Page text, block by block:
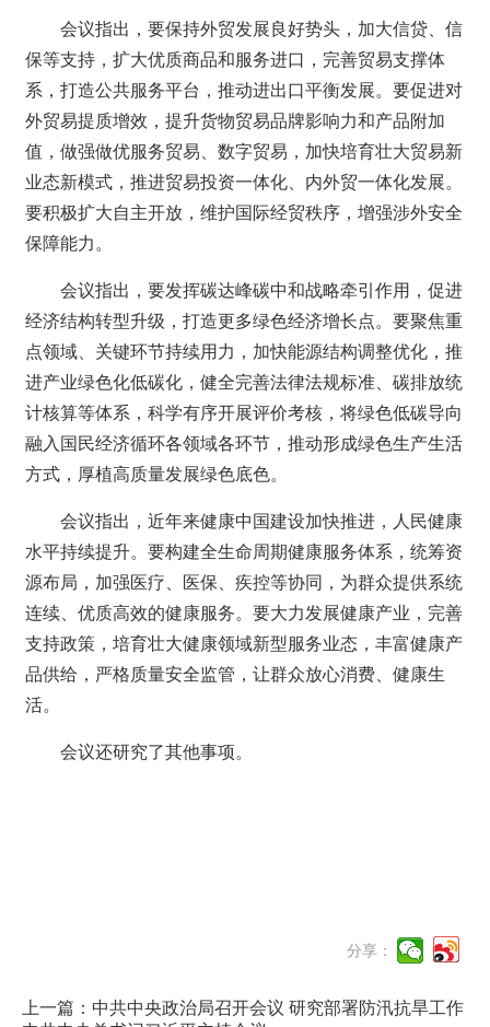
会议指出，要保持外贸发展良好势头，加大信贷、信
保等支持，扩大优质商品和服务进口，完善贸易支撑体
系，打造公共服务平台，推动进出口平衡发展。要促进对
外贸易提质增效，提升货物贸易品牌影响力和产品附加
值，做强做优服务贸易、数字贸易，加快培育壮大贸易新
业态新模式，推进贸易投资一体化、内外贸一体化发展。
要积极扩大自主开放，维护国际经贸秩序，增强涉外安全
保障能力。
会议指出，要发挥碳达峰碳中和战略牵引作用，促进
经济结构转型升级，打造更多绿色经济增长点。要聚焦重
点领域、关键环节持续用力，加快能源结构调整优化，推
进产业绿色化低碳化，健全完善法律法规标准、碳排放统
计核算等体系，科学有序开展评价考核，将绿色低碳导向
融入国民经济循环各领域各环节，推动形成绿色生产生活
方式，厚植高质量发展绿色底色。
会议指出，近年来健康中国建设加快推进，人民健康
水平持续提升。要构建全生命周期健康服务体系，统筹资
源布局，加强医疗、医保、疾控等协同，为群众提供系统
连续、优质高效的健康服务。要大力发展健康产业，完善
支持政策，培育壮大健康领域新型服务业态，丰富健康产
品供给，严格质量安全监管，让群众放心消费、健康生
活。
会议还研究了其他事项。
分享：
上一篇：中共中央政治局召开会议 研究部署防汛抗旱工作